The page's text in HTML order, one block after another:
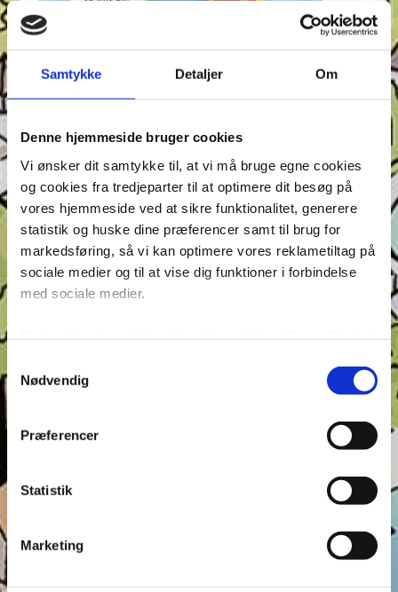
Samtykke Detaljer Om
Denne hjemmeside bruger cookies
Vi ønsker dit samtykke til, at vi må bruge egne cookies
og cookies fra tredjeparter til at optimere dit besøg på
vores hjemmeside ved at sikre funktionalitet, generere
statistik og huske dine præferencer samt til brug for
markedsføring, så vi kan optimere vores reklametiltag på
sociale medier og til at vise dig funktioner i forbindelse
med sociale medier.
fungerer optimalt, hvis du ikke accepterer cookies eller
tilbagetrækker et samtykke. Du kan læse mere om vores
brug af cookies og behandling af dine personoplysninger i
forbindelse hermed i både vores
Nødvendig
Præferencer
Statistik
Marketing
Krydsen, Find skyggen og Find ord – Test din
Konkurrence: Opfinderkonkurrence
Find ord & Sudoku – Test din opmærksomhed i Anders
And!
Find ord, Labyrint & Find 7 fejl – Test din
opmærksomhed i Anders And!
Find ord, Labyrint & Find 7 fejl – Test din
Anders And Co.
Carl Barks
Fedtmule